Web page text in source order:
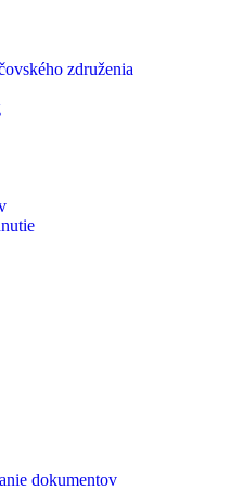
združenia
dokumentov